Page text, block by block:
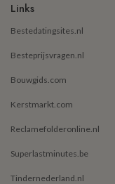
Links
Bestedatingsites.nl
Besteprijsvragen.nl
Bouwgids.com
Kerstmarkt.com
Reclamefolderonline.nl
Superlastminutes.be
Tindernederland.nl